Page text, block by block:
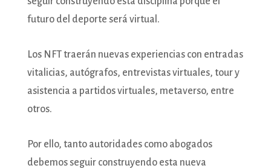
futuro del deporte será virtual.
Los NFT traerán nuevas experiencias con entradas
vitalicias, autógrafos, entrevistas virtuales, tour y
asistencia a partidos virtuales, metaverso, entre
otros.
Por ello, tanto autoridades como abogados
debemos seguir construyendo esta nueva